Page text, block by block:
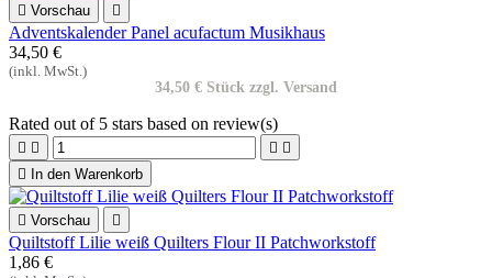
 Vorschau 
Adventskalender Panel acufactum Musikhaus
34,50 €
(inkl. MwSt.)
34,50 € Stück zzgl. Versand
Rated out of 5 stars based on review(s)
   

In den Warenkorb
 Vorschau 
Quiltstoff Lilie weiß Quilters Flour II Patchworkstoff
1,86 €